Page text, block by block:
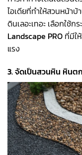
ไอเดียที่ทำให้สวนหน้า
ดินเลอะเทอะ เลือกใช้
Landscape PRO ที่มีใ
แรง
3. จัดเป็นสวนหิน หินต